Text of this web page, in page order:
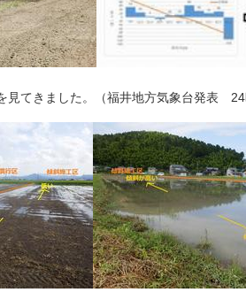
てきました。（福井地方気象台発表 24